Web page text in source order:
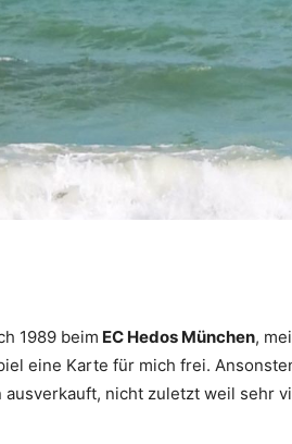
1989 beim EC Hedos München,
eine Karte für mich frei.
ausverkauft, nicht zuletzt weil sehr